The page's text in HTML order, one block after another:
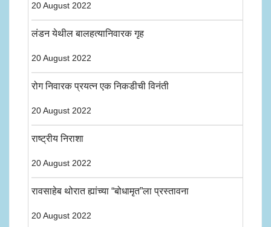
20 August 2022
लंडन येथील बालहत्यानिवारक गृह
20 August 2022
रोग निवारक प्रयत्न एक निकडीची विनंती
20 August 2022
राष्ट्रीय निराशा
20 August 2022
रावसाहेब थोरात ह्यांच्या “बोधामृत”ला प्रस्तावना
20 August 2022